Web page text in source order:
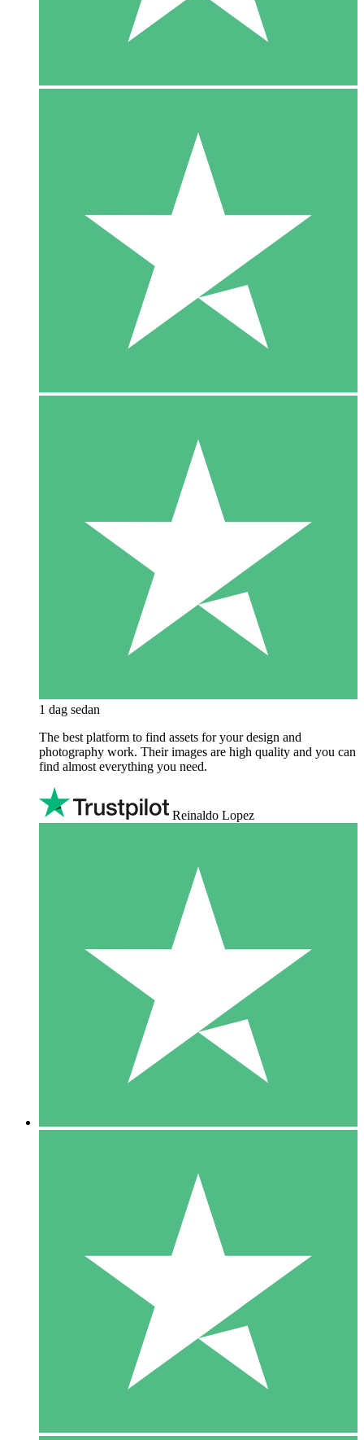
1 dag sedan
The best platform to find assets for your design and
photography work. Their images are high quality and you can
find almost everything you need.
Reinaldo Lopez